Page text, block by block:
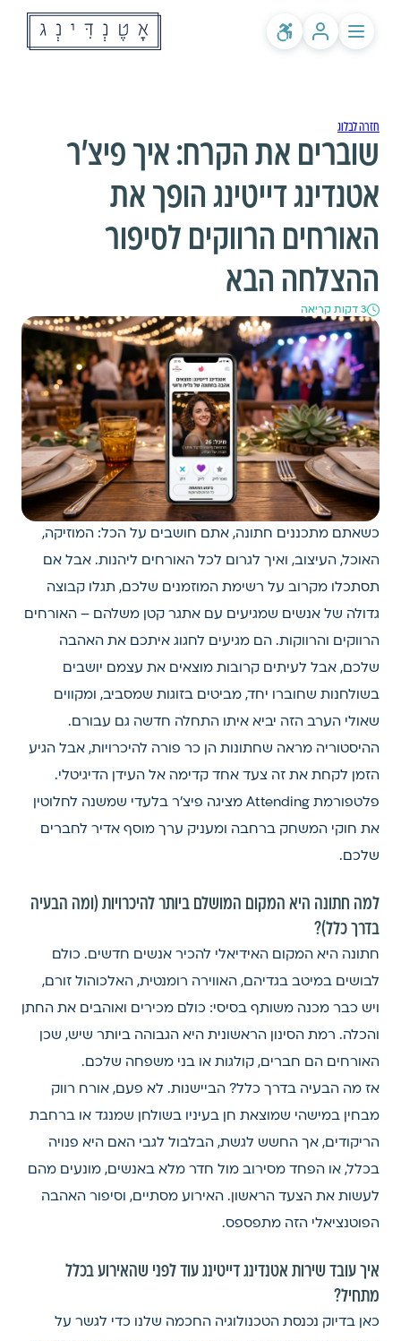
לאולמות ומפיקים
חזרה לבלוג
שוברים את הקרח: איך פיצ'ר
אטנדינג דייטינג הופך את
האורחים הרווקים לסיפור
ההצלחה הבא
3 דקות קריאה
כשאתם מתכננים חתונה, אתם חושבים על הכל: המוזיקה,
האוכל, העיצוב, ואיך לגרום לכל האורחים ליהנות. אבל אם
תסתכלו מקרוב על רשימת המוזמנים שלכם, תגלו קבוצה
גדולה של אנשים שמגיעים עם אתגר קטן משלהם – האורחים
הרווקים והרווקות. הם מגיעים לחגוג איתכם את האהבה
שלכם, אבל לעיתים קרובות מוצאים את עצמם יושבים
בשולחנות שחוברו יחד, מביטים בזוגות שמסביב, ומקווים
שאולי הערב הזה יביא איתו התחלה חדשה גם עבורם.
ההיסטוריה מראה שחתונות הן כר פורה להיכרויות, אבל הגיע
הזמן לקחת את זה צעד אחד קדימה אל העידן הדיגיטלי.
פלטפורמת Attending מציגה פיצ'ר בלעדי שמשנה לחלוטין
את חוקי המשחק ברחבה ומעניק ערך מוסף אדיר לחברים
שלכם.
למה חתונה היא המקום המושלם ביותר להיכרויות (ומה הבעיה
בדרך כלל)?
חתונה היא המקום האידיאלי להכיר אנשים חדשים. כולם
לבושים במיטב בגדיהם, האווירה רומנטית, האלכוהול זורם,
ויש כבר מכנה משותף בסיסי: כולם מכירים ואוהבים את החתן
והכלה. רמת הסינון הראשונית היא הגבוהה ביותר שיש, שכן
האורחים הם חברים, קולגות או בני משפחה שלכם.
אז מה הבעיה בדרך כלל? הביישנות. לא פעם, אורח רווק
מבחין במישהי שמוצאת חן בעיניו בשולחן שמנגד או ברחבת
הריקודים, אך החשש לגשת, הבלבול לגבי האם היא פנויה
בכלל, או הפחד מסירוב מול חדר מלא באנשים, מונעים מהם
לעשות את הצעד הראשון. האירוע מסתיים, וסיפור האהבה
הפוטנציאלי הזה מתפספס.
איך עובד שירות אטנדינג דייטינג עוד לפני שהאירוע בכלל
מתחיל?
כאן בדיוק נכנסת הטכנולוגיה החכמה שלנו כדי לגשר על